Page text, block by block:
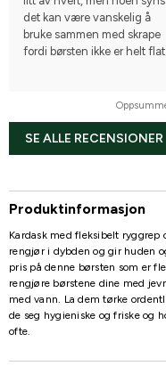
det kan være vanskelig å
bruke sammen med skrape
fordi børsten ikke er helt flat.
SE ALLE RECENSIONER
Produktinformasjon
Kardask med fleksibelt ryggrep
rengjør i dybden og gir huden
pris på denne børsten som er
rengjøre børstene dine med
med vann. La dem tørke
de seg hygieniske og friske og
ofte.